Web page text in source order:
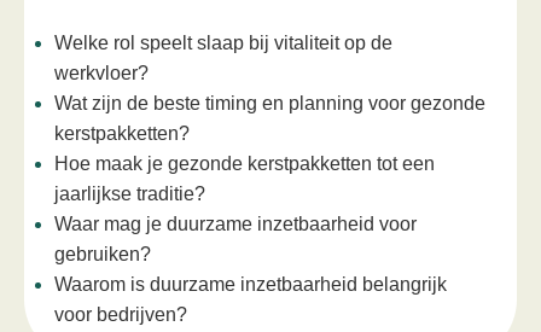
Welke rol speelt slaap bij vitaliteit op de
werkvloer?
Wat zijn de beste timing en planning voor gezonde
kerstpakketten?
Hoe maak je gezonde kerstpakketten tot een
jaarlijkse traditie?
Waar mag je duurzame inzetbaarheid voor
gebruiken?
Waarom is duurzame inzetbaarheid belangrijk
voor bedrijven?